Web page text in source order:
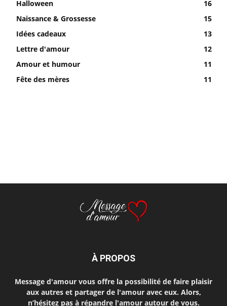
Halloween
16
Naissance & Grossesse
15
Idées cadeaux
13
Lettre d'amour
12
Amour et humour
11
Fête des mères
11
À PROPOS
Message d'amour vous offre la possibilité de faire plaisir
aux autres et partager de l'amour avec eux. Alors,
n’hésitez pas à répandre l'amour autour de vous.